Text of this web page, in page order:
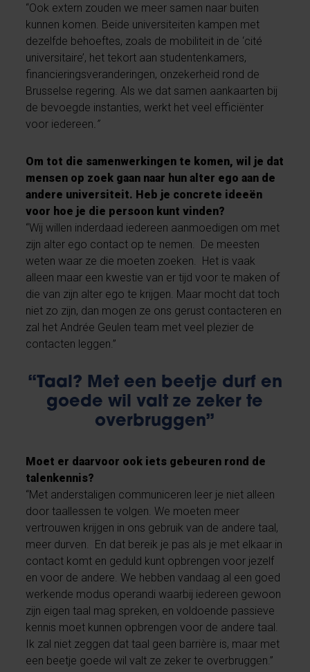
“Ook extern zouden we meer samen naar buiten
kunnen komen. Beide universiteiten kampen met
dezelfde behoeftes, zoals de mobiliteit in de ‘cité
universitaire’, het tekort aan studentenkamers,
financieringsveranderingen, onzekerheid rond de
Brusselse regering. Als we dat samen aankaarten bij
de bevoegde instanties, werkt het veel efficiënter
voor iedereen.”
Om tot die samenwerkingen te komen, wil je dat
mensen op zoek gaan naar hun alter ego aan de
andere universiteit. Heb je concrete ideeën
voor hoe je die persoon kunt vinden?
“Wij willen inderdaad iedereen aanmoedigen om met
zijn alter ego contact op te nemen. De meesten
weten waar ze die moeten zoeken. Het is vaak
alleen maar een kwestie van er tijd voor te maken of
die van zijn alter ego te krijgen. Maar mocht dat toch
niet zo zijn, dan mogen ze ons gerust contacteren en
zal het Andrée Geulen team met veel plezier de
contacten leggen.”
“Taal? Met een beetje durf en
goede wil valt ze zeker te
overbruggen”
Moet er daarvoor ook iets gebeuren rond de
talenkennis?
“Met anderstaligen communiceren leer je niet alleen
door taallessen te volgen. We moeten meer
vertrouwen krijgen in ons gebruik van de andere taal,
meer durven. En dat bereik je pas als je met elkaar in
contact komt en geduld kunt opbrengen voor jezelf
en voor de andere. We hebben vandaag al een goed
werkende modus operandi waarbij iedereen gewoon
zijn eigen taal mag spreken, en voldoende passieve
kennis moet kunnen opbrengen voor de andere taal.
Ik zal niet zeggen dat taal geen barrière is, maar met
een beetje goede wil valt ze zeker te overbruggen.”